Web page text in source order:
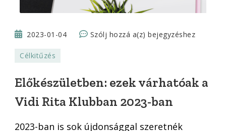
2023-01-04 Szólj hozzá a(z)Előkészületben:
Vidi
Rita
2023-
bejegyzéshez
Célkitűzés
Előkészületben: ezek várhatóak a
Vidi Rita Klubban 2023-ban
2023-ban is sok újdonsággal szeretnék